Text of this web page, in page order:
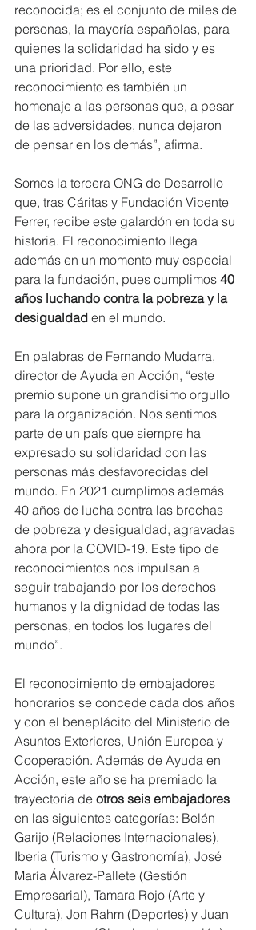
reconocida; es el conjunto de miles de
personas, la mayoría españolas, para
quienes la solidaridad ha sido y es
una prioridad. Por ello, este
reconocimiento es también un
homenaje a las personas que, a pesar
de las adversidades, nunca dejaron
de pensar en los demás”, afirma.
Somos la tercera ONG de Desarrollo
que, tras Cáritas y Fundación Vicente
Ferrer, recibe este galardón en toda su
historia. El reconocimiento llega
además en un momento muy especial
para la fundación, pues cumplimos 40
años luchando contra la pobreza y la
desigualdad en el mundo.
En palabras de Fernando Mudarra,
director de Ayuda en Acción, “este
premio supone un grandísimo orgullo
para la organización. Nos sentimos
parte de un país que siempre ha
expresado su solidaridad con las
personas más desfavorecidas del
mundo. En 2021 cumplimos además
40 años de lucha contra las brechas
de pobreza y desigualdad, agravadas
ahora por la COVID-19. Este tipo de
reconocimientos nos impulsan a
seguir trabajando por los derechos
humanos y la dignidad de todas las
personas, en todos los lugares del
mundo”.
El reconocimiento de embajadores
honorarios se concede cada dos años
y con el beneplácito del Ministerio de
Asuntos Exteriores, Unión Europea y
Cooperación. Además de Ayuda en
Acción, este año se ha premiado la
trayectoria de otros seis embajadores
en las siguientes categorías: Belén
Garijo (Relaciones Internacionales),
Iberia (Turismo y Gastronomía), José
María Álvarez-Pallete (Gestión
Empresarial), Tamara Rojo (Arte y
Cultura), Jon Rahm (Deportes) y Juan